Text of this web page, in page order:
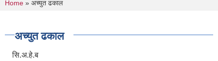
You are here
Home » अच्युत ढकाल
अच्युत ढकाल
सि.अ.हे.ब